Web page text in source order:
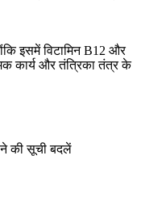
इसमें विटामिन B12 और
कार्य और तंत्रिका तंत्र के
की सूची बदलें